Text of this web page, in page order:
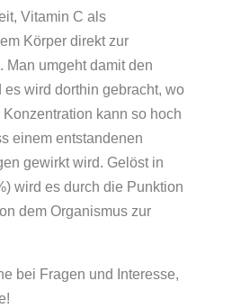
Vitamin C als
Körper direkt zur
Man umgeht damit den
es wird dorthin gebracht, wo
kann so hoch
einem entstandenen
gewirkt wird. Gelöst in
wird es durch die Punktion
dem Organismus zur
bei Fragen und Interesse,